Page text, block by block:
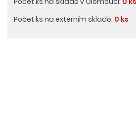
Počet ks na externím skladě: 0 ks